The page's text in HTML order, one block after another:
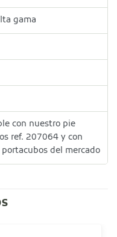
gama
con nuestro pie
ref. 207064 y con
del mercado